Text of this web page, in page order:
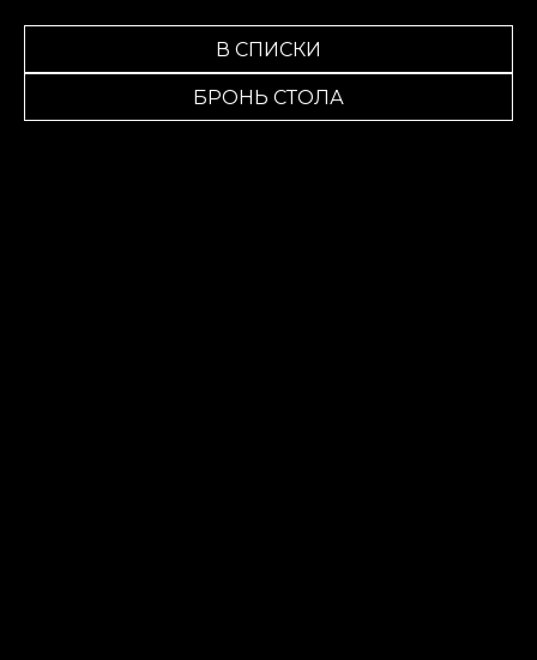
В СПИСКИ
БРОНЬ СТОЛА